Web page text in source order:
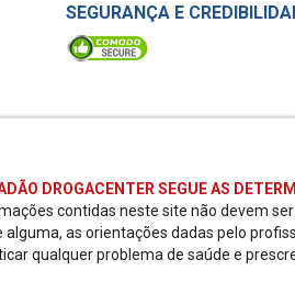
SEGURANÇA E
DROGACENTER SEGUE AS
contidas neste site não devem
alguma, as orientações dadas pelo
qualquer problema de saúde e